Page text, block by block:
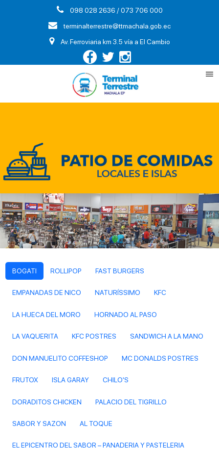
098 028 2636 / 073 706 000
terminalterrestre@ttmachala.gob.ec
Av. Ferroviaria km 3.5 vía a El Cambio
BOGATI ROLLIPOP FAST BURGERS
EMPANADAS DE NICO NATURÍSSIMO KFC
LA HUECA DEL MORO HORNADO AL PASO
LA VAQUERITA KFC POSTRES SANDWICH A LA MANO
DON MANUELITO COFFESHOP MC DONALDS POSTRES
FRUTOX ISLA GARAY CHILO'S
DORADITOS CHICKEN PALACIO DEL TIGRILLO
SABOR Y SAZON AL TOQUE
EL EPICENTRO DEL SABOR – PANADERIA Y PASTELERIA